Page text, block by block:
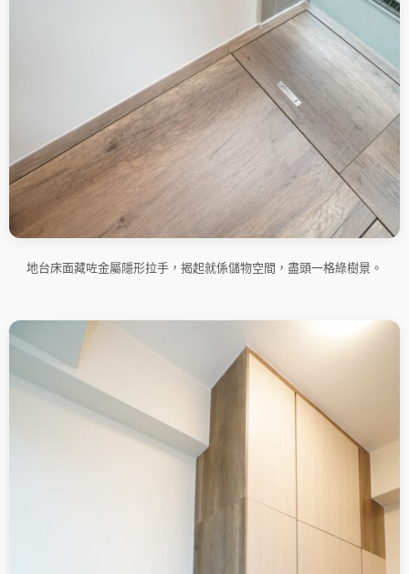
地台床面藏咗金屬隱形拉手，揭起就係儲物空間，盡頭一格綠樹景。